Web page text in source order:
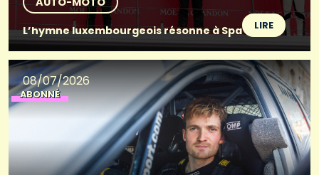
L’hymne luxembourgeois résonne à Spa
LIRE
08/07/2026
ABONNÉ